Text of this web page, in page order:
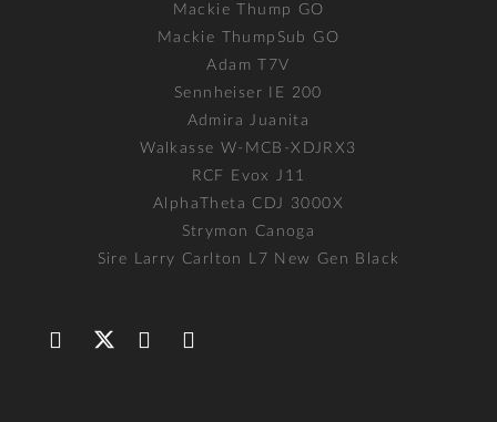
Mackie Thump GO
Mackie ThumpSub GO
Adam T7V
Sennheiser IE 200
Admira Juanita
Walkasse W-MCB-XDJRX3
RCF Evox J11
AlphaTheta CDJ 3000X
Strymon Canoga
Sire Larry Carlton L7 New Gen Black